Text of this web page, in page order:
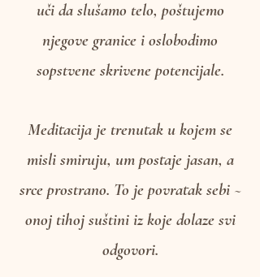
izdah most ka prisutnosti. Ona nas
uči da slušamo telo, poštujemo
njegove granice i oslobodimo
Meditacija je trenutak u kojem se
misli smiruju, um postaje jasan, a
srce prostrano. To je povratak sebi ~
onoj tihoj suštini iz koje dolaze svi